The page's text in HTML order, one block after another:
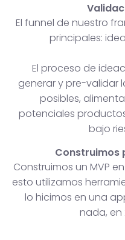
El funnel de nuestro
principales:
El proceso de
generar y pre-validar
posibles,
potenciales
bajo
Construimos
Construimos un MVP
esto utilizamos
lo hicimos en una
nada, en